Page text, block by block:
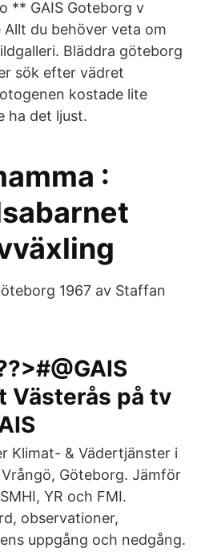
** GAIS Goteborg v
du behöver veta om
Bläddra göteborg
sök efter vädret
kostade lite
ha det ljust.
:
1967 av Staffan
Västerås på tv
Klimat- & Vädertjänster i
Göteborg. Jämför
YR och FMI.
observationer,
uppgång och nedgång.